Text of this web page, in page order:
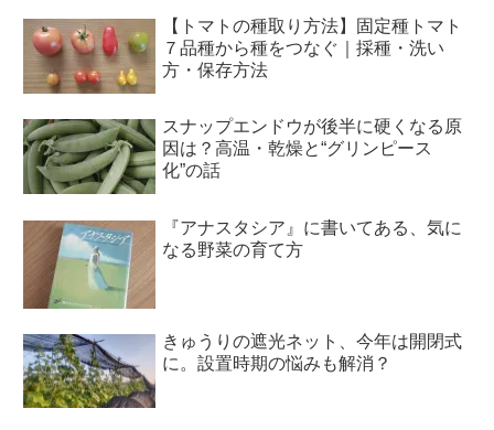
【トマトの種取り方法】固定種トマト
７品種から種をつなぐ｜採種・洗い
方・保存方法
スナップエンドウが後半に硬くなる原
因は？高温・乾燥と“グリンピース
化”の話
『アナスタシア』に書いてある、気に
なる野菜の育て方
きゅうりの遮光ネット、今年は開閉式
に。設置時期の悩みも解消？